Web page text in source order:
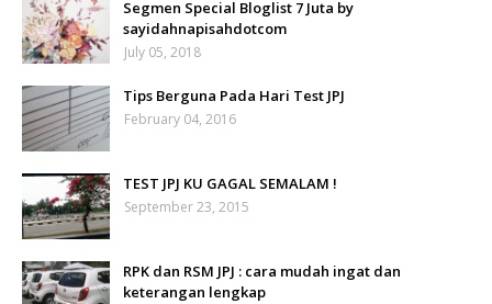
Segmen Special Bloglist 7 Juta by
sayidahnapisahdotcom
July 05, 2018
Tips Berguna Pada Hari Test JPJ
February 04, 2016
TEST JPJ KU GAGAL SEMALAM !
September 23, 2015
RPK dan RSM JPJ : cara mudah ingat dan
keterangan lengkap